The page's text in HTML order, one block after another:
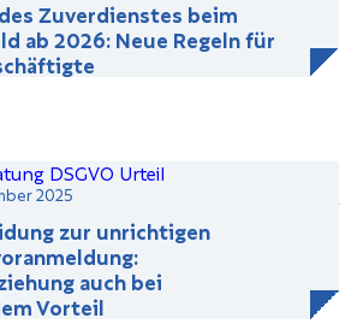
Zuverdienstes beim
ab 2026: Neue Regeln für
2025
zur unrichtigen
auch bei
Vorteil